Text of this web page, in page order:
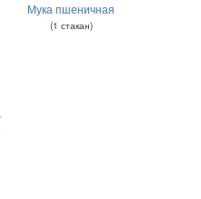
Мука пшеничная
(1 стакан)